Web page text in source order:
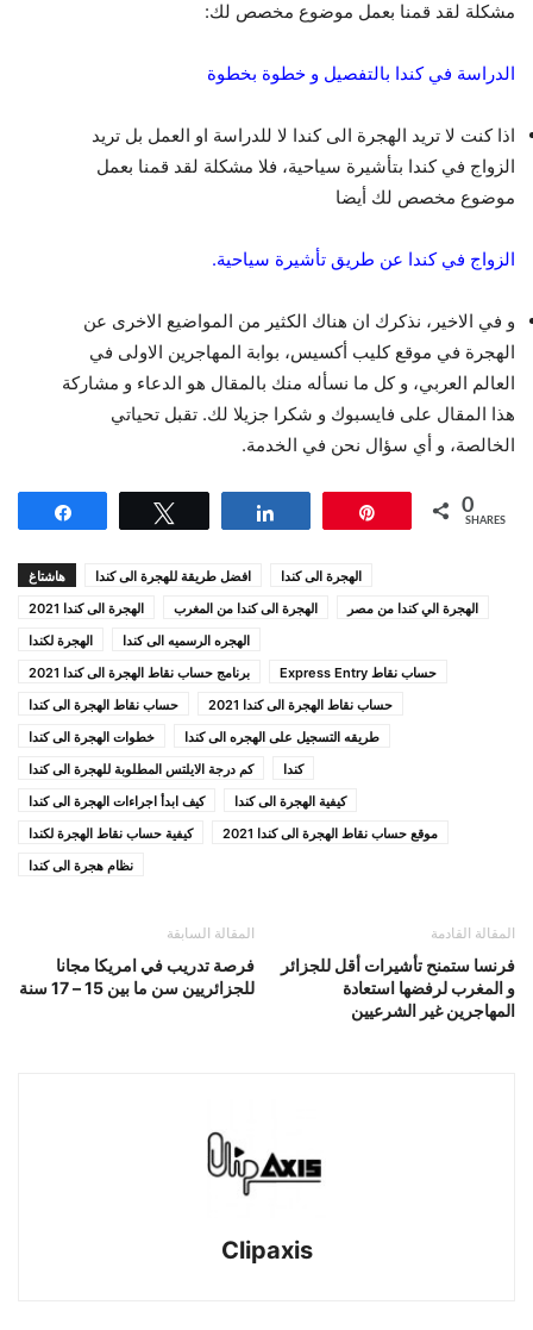
مشكلة لقد قمنا بعمل موضوع مخصص لك:
الدراسة في كندا بالتفصيل و خطوة بخطوة
اذا كنت لا تريد الهجرة الى كندا لا للدراسة او العمل بل تريد
الزواج في كندا بتأشيرة سياحية، فلا مشكلة لقد قمنا بعمل
موضوع مخصص لك أيضا
الزواج في كندا عن طريق تأشيرة سياحية.
و في الاخير، نذكرك ان هناك الكثير من المواضيع الاخرى عن
الهجرة في موقع كليب أكسيس، بوابة المهاجرين الاولى في
العالم العربي، و كل ما نسأله منك بالمقال هو الدعاء و مشاركة
هذا المقال على فايسبوك و شكرا جزيلا لك. تقبل تحياتي
الخالصة، و أي سؤال نحن في الخدمة.
0
SHARES
هاشتاغ افضل طريقة للهجرة الى كندا
الهجرة الى كندا
الهجرة الى كندا 2021
الهجرة الى كندا من المغرب
الهجرة الي كندا من مصر
الهجرة لكندا
الهجره الرسميه الى كندا
برنامج حساب نقاط الهجرة الى كندا 2021
حساب نقاط Express Entry
حساب نقاط الهجرة الى كندا
حساب نقاط الهجرة الى كندا 2021
خطوات الهجرة الى كندا
طريقه التسجيل على الهجره الى كندا
كم درجة الايلتس المطلوبة للهجرة الى كندا
كندا
كيف ابدأ اجراءات الهجرة الى كندا
كيفية الهجرة الى كندا
كيفية حساب نقاط الهجرة لكندا
موقع حساب نقاط الهجرة الى كندا 2021
نظام هجرة الى كندا
المقالة السابقة
فرصة تدريب في امريكا مجانا
للجزائريين سن ما بين 15 – 17 سنة
المقالة القادمة
فرنسا ستمنح تأشيرات أقل للجزائر
و المغرب لرفضها استعادة
المهاجرين غير الشرعيين
Clipaxis